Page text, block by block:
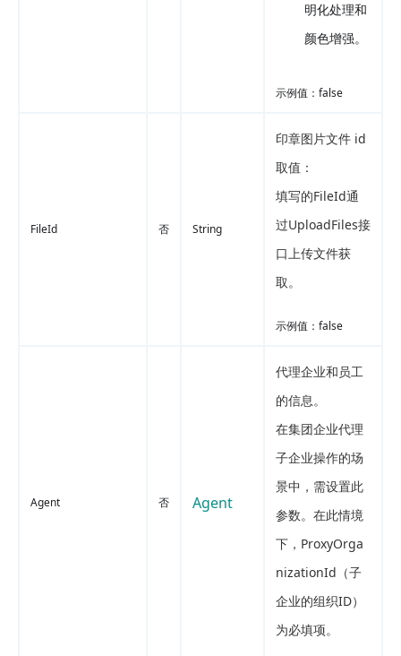
明化处理和
颜色增强。
示例值：false
FileId 否 String
印章图片文件 id
取值：
填写的FileId通
过UploadFiles接
口上传文件获
取。
示例值：false
Agent 否 Agent
代理企业和员工
的信息。
在集团企业代理
子企业操作的场
景中，需设置此
参数。在此情境
下，ProxyOrga
nizationId（子
企业的组织ID）
为必填项。